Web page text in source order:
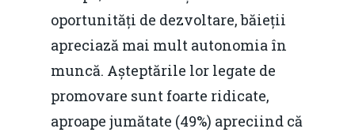
oportunități de dezvoltare, băieții
apreciază mai mult autonomia în
muncă. Așteptările lor legate de
promovare sunt foarte ridicate,
aproape jumătate (49%) apreciind că
Foto
Modelul economic
România – orizont
resurselor naturale
Video
Marea Neagră în Noua
EM360 Talk